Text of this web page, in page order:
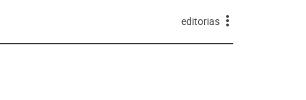
editorias